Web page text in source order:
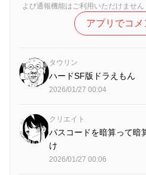
よび通報機能はご利用いただけません
アプリでコメ
タウリン
ハードSF版ドラえもん
2026/01/27 00:04
クリエイト
パスコードを暗算って暗
け
2026/01/27 00:06